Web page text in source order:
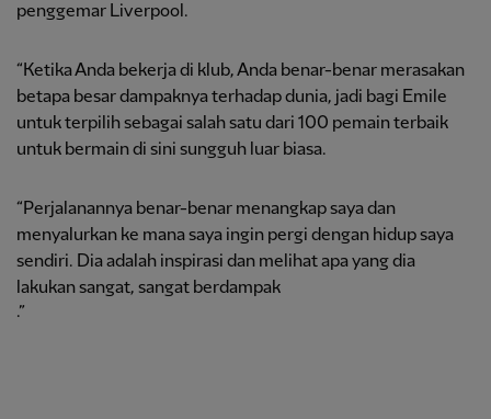
penggemar Liverpool.
“Ketika Anda bekerja di klub, Anda benar-benar merasakan
betapa besar dampaknya terhadap dunia, jadi bagi Emile
untuk terpilih sebagai salah satu dari 100 pemain terbaik
untuk bermain di sini sungguh luar biasa.
“Perjalanannya benar-benar menangkap saya dan
menyalurkan ke mana saya ingin pergi dengan hidup saya
sendiri. Dia adalah inspirasi dan melihat apa yang dia
lakukan sangat, sangat berdampak
.”